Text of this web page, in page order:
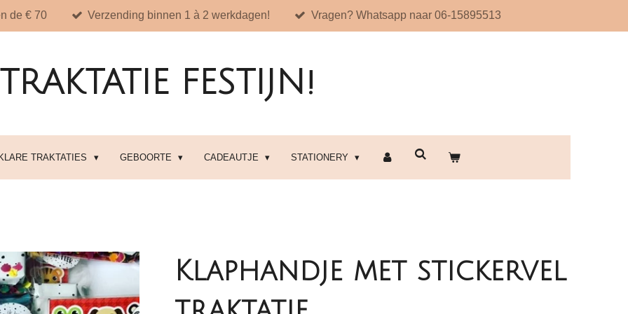
de € 70 Verzending binnen 1 à 2 werkdagen! Vragen? Whatsapp naar 06-15895513
TRAKTATIE FESTIJN!
TRAKTATIES GEBOORTE CADEAUTJE STATIONERY
Klaphandje met stickervel